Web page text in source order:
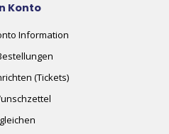
Konto
Information
(Tickets)